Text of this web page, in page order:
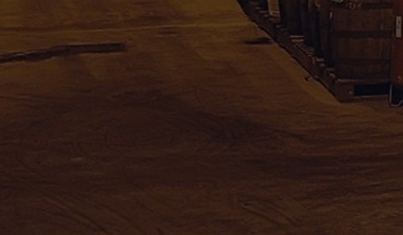
Rhum Caraïbes – Vente en ligne de rhum